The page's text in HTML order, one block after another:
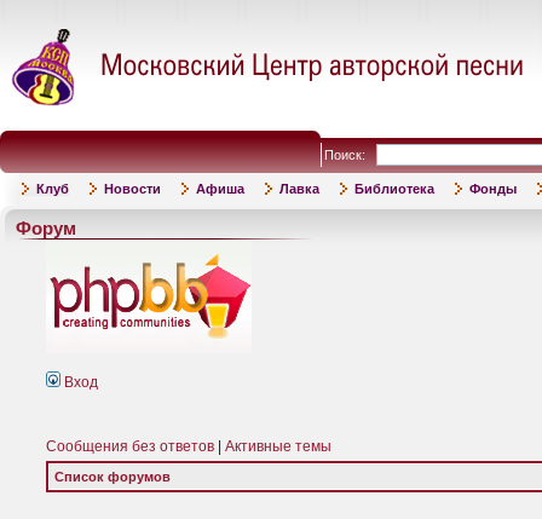
Поиск:
Клуб Новости Афиша Лавка Библиотека Фонды
Форум
Вход
Сообщения без ответов Активные темы
Список форумов